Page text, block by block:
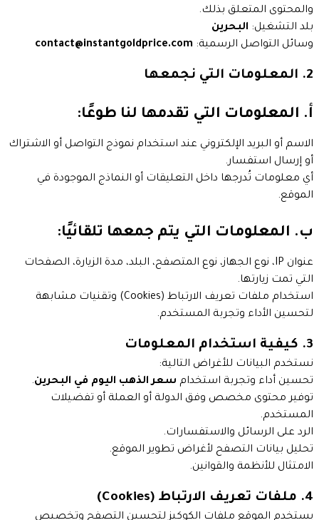
والمحتوى المتعلق بذلك.
بلد التشغيل: البحرين
وسائل التواصل الرسمية: contact@instantgoldprice.com
2. المعلومات التي نجمعها
أ. المعلومات التي تقدمها لنا طوعًا:
الاسم أو البريد الإلكتروني عند استخدام نموذج التواصل أو الاشتراك
أو إرسال استفسار.
أي معلومات تُدرجها داخل التعليقات أو النماذج الموجودة في
الموقع.
ب. المعلومات التي يتم جمعها تلقائيًا:
عنوان IP، نوع الجهاز، نوع المتصفح، البلد، مدة الزيارة، الصفحات
التي تمت زيارتها.
استخدام ملفات تعريف الارتباط (Cookies) وتقنيات مشابهة
لتحسين الأداء وتجربة المستخدم.
3. كيفية استخدام المعلومات
نستخدم البيانات للأغراض التالية:
تحسين أداء وتجربة استخدام سعر الذهب اليوم في البحرين.
توفير محتوى مخصص وفق الدولة أو العملة أو تفضيلات
المستخدم.
الرد على الرسائل والاستفسارات.
تحليل بيانات التصفح لأغراض تطوير الموقع.
الامتثال للأنظمة والقوانين.
4. ملفات تعريف الارتباط (Cookies)
يستخدم الموقع ملفات الكوكيز لتحسين التصفح وتخصيص